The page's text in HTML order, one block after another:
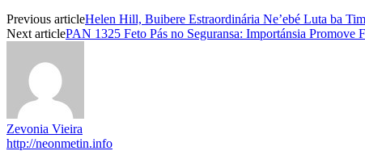
Previous articleHelen Hill, Buibere Estraordinária Ne’ebé Luta ba
Next articlePAN 1325 Feto Pás no Seguransa: Importánsia Promove
Zevonia Vieira
http://neonmetin.info